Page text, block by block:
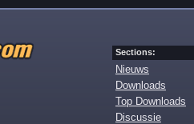
Sections:
Nieuws
Downloads
Top Downloads
Discussie